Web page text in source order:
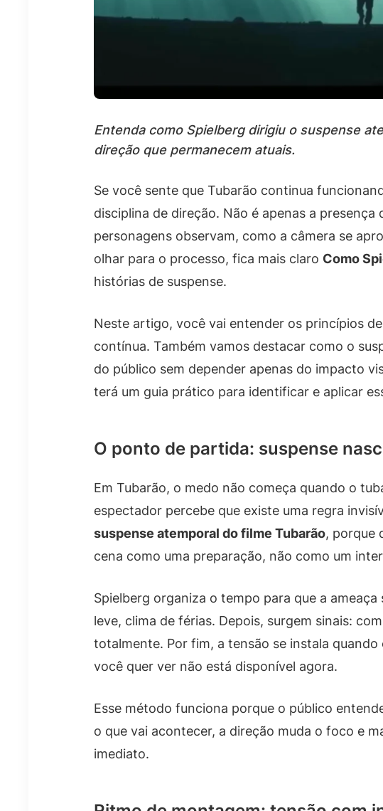
Entenda como Spielberg dirigiu o suspense
direção que permanecem atuais.
Se você sente que Tubarão continua
disciplina de direção. Não é apenas a
personagens observam, como a câmera se
olhar para o processo, fica mais claro Como
histórias de suspense.
Neste artigo, você vai entender os princípios
contínua. Também vamos destacar como o
do público sem depender apenas do impacto
terá um guia prático para identificar e aplicar
O ponto de partida: suspense
Em Tubarão, o medo não começa quando o
espectador percebe que existe uma regra
suspense atemporal do filme Tubarão, porque
cena como uma preparação, não como um
Spielberg organiza o tempo para que a
leve, clima de férias. Depois, surgem sinais:
totalmente. Por fim, a tensão se instala
você quer ver não está disponível agora.
Esse método funciona porque o público
o que vai acontecer, a direção muda o foco e
imediato.